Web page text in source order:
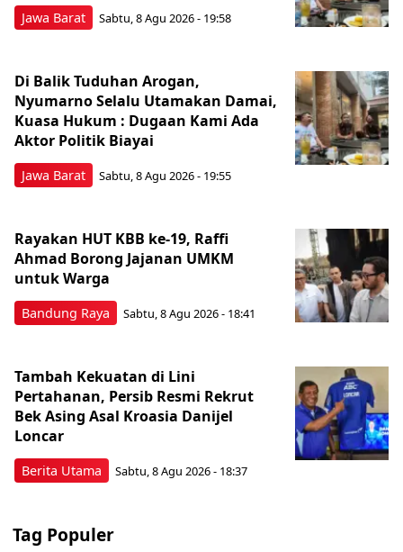
Jawa Barat Sabtu, 8 Agu 2026 - 19:58
Jawa Barat
Di Balik Tuduhan Arogan,
Nyumarno Selalu Utamakan Damai,
Kuasa Hukum : Dugaan Kami Ada
Aktor Politik Biayai
Sabtu, 8 Agu 2026 - 19:55
Bandung Raya
Rayakan HUT KBB ke-19, Raffi
Ahmad Borong Jajanan UMKM
untuk Warga
Sabtu, 8 Agu 2026 - 18:41
Berita Utama
Tambah Kekuatan di Lini
Pertahanan, Persib Resmi Rekrut
Bek Asing Asal Kroasia Danijel
Loncar
Sabtu, 8 Agu 2026 - 18:37
Tag Populer